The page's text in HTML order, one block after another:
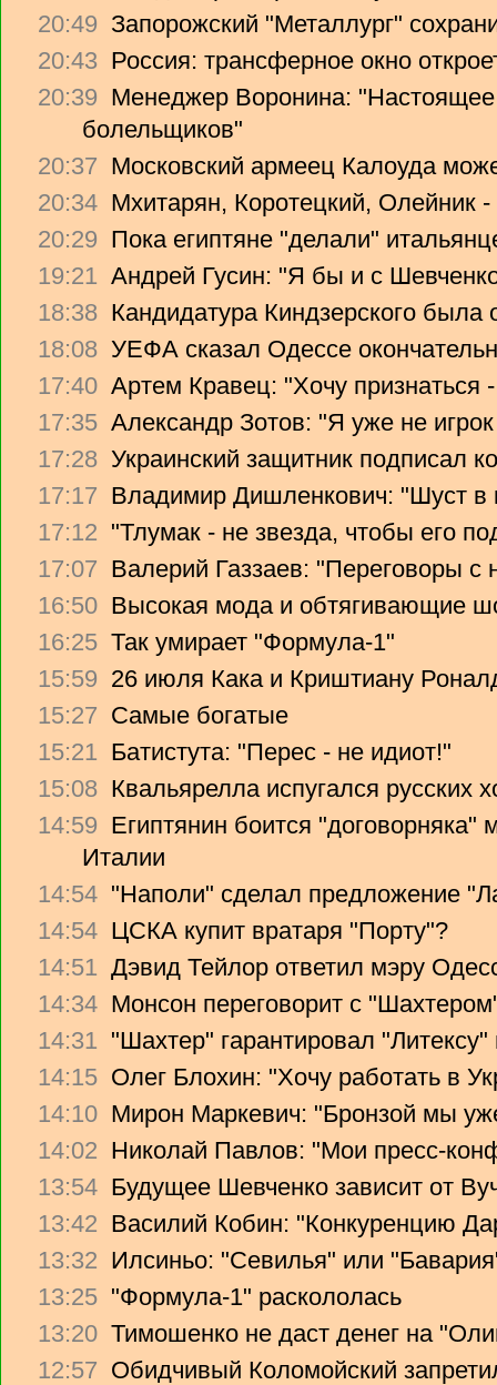
20:49 Запорожский "Металлург"
20:43 Россия: трансферное окно
20:39 Менеджер Воронина: "Настоящее
болельщиков"
20:37 Московский армеец Калоуда
20:34 Мхитарян, Коротецкий, Олейник -
20:29 Пока египтяне "делали"
19:21 Андрей Гусин: "Я бы и с
18:38 Кандидатура Киндзерского была
18:08 УЕФА сказал Одессе
17:40 Артем Кравец: "Хочу признаться
17:35 Александр Зотов: "Я уже не
17:28 Украинский защитник подписал
17:17 Владимир Дишленкович: "Шуст в
17:12 "Тлумак - не звезда, чтобы его
17:07 Валерий Газзаев: "Переговоры с
16:50 Высокая мода и обтягивающие
16:25 Так умирает "Формула-1"
15:59 26 июля Кака и Криштиану
15:27 Самые богатые
15:21 Батистута: "Перес - не идиот!"
15:08 Квальярелла испугался русских
14:59 Египтянин боится
Италии
14:54 "Наполи" сделал предложение
14:54 ЦСКА купит вратаря "Порту"?
14:51 Дэвид Тейлор ответил мэру
14:34 Монсон переговорит с
14:31 "Шахтер" гарантировал
14:15 Олег Блохин: "Хочу работать в
14:10 Мирон Маркевич: "Бронзой мы
14:02 Николай Павлов: "Мои пресс-
13:54 Будущее Шевченко зависит от
13:42 Василий Кобин: "Конкуренцию
13:32 Илсиньо: "Севилья" или
13:25 "Формула-1" раскололась
13:20 Тимошенко не даст денег на
12:57 Обидчивый Коломойский